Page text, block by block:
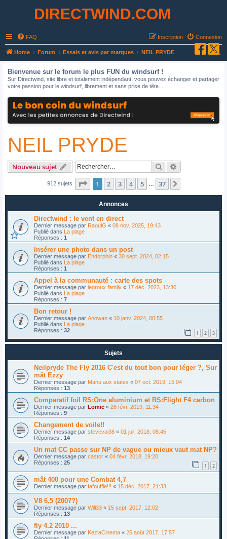
DIRECTWIND.COM
FAQ Connexion
Inscription
Home Forum Essais et avis par marques NEIL PRYDE
Bienvenue sur le forum le plus FUN du windsurf !
Sur Directwind, site libre et totalement indépendant, vous pouvez échanger et partager
votre passion pour le windsurf, librement et sans prise de tête...
NEIL PRYDE
Nouveau sujet Rechercher
912 sujets Page 1sur37
1 2 3 4 5 37
Annonces
Directwind : le vent en direct
Dernier message par RaoulG « 08 nov. 2025, 19:43
Publié dans La plage
Réponses : 1
Insérer une photo dans un post
Dernier message par Endorphin « 30 sept. 2024, 02:15
Publié dans La plage
Réponses : 1
Appel à la communauté : carte des spots
Dernier message par legroux.family « 17 déc. 2023, 13:30
Publié dans La plage
Réponses : 7
Bon retour !
Dernier message par Anowan « 10 janv. 2024, 00:55
Publié dans La plage
Réponses : 32 1 2 3
Sujets
Neilpryde The Fly 2016 C'est du tout bon pour léger ?, Sur
mât Ezzy
Dernier message par Manu aux states « 07 oct. 2019, 15:04
Réponses : 13
Comparatif foil RS:One aluminium et RS:Flight F4 carbon
Dernier message par Lomic « 26 févr. 2019, 11:34
Réponses : 9
Changement de voile!!
Dernier message par stevevai38 « 01 juil. 2018, 08:45
Réponses : 14
Un mat CC passe sur NP de vague ou mieux vaut mat NP?
Dernier message par castor « 04 févr. 2018, 19:20
Réponses : 25 1 2
mât 400 pour une Combat 4,7
Dernier message par fafouffle!!! « 15 déc. 2017, 21:33
V8 6.5 (2007?)
Dernier message par Will33 « 15 sept. 2017, 12:02
Réponses : 13
fly 4.2 2010 ...
Dernier message par KeziaCinema « 25 août 2017, 17:57